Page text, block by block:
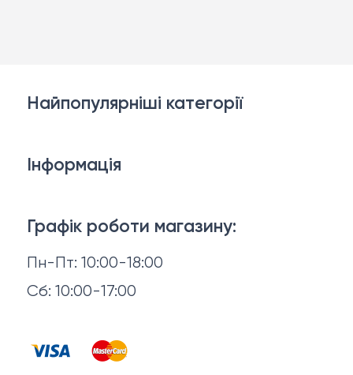
Графік роботи магазину:
Пн-Пт: 10:00-18:00
Сб: 10:00-17:00
Найпопулярніші категорії
Взуття
Головні убори
Запальнички
Інформація
Відгуки
Договір оферти